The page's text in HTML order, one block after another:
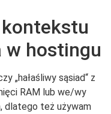
w hostingu
„hałaśliwy sąsiad“ z
RAM lub we/wy
dlatego też używam